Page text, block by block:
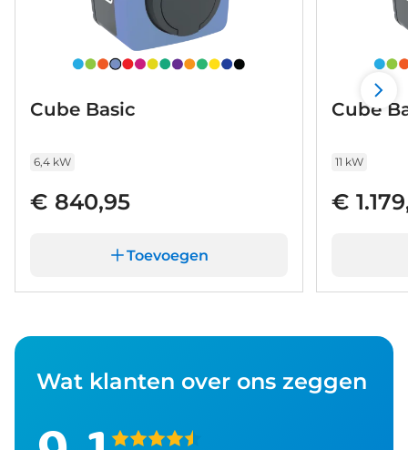
Cube Basic
6,4 kW
€ 840,95
Toevoegen
Cube
11 kW
€
Wat klanten over ons zeggen